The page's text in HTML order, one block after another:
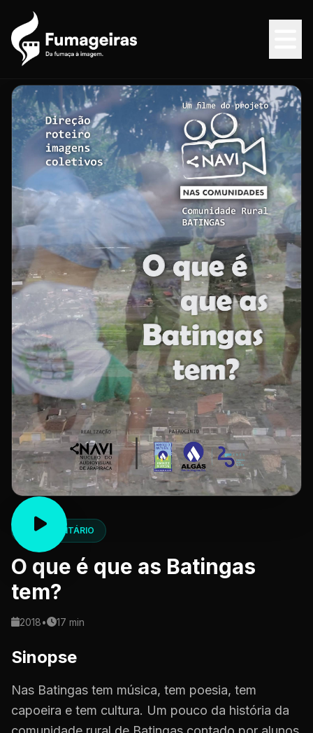
DOCUMENTÁRIO
O que é que as Batingas
tem?
2018• 17 min
Sinopse
Nas Batingas tem música, tem poesia, tem
capoeira e tem cultura. Um pouco da história da